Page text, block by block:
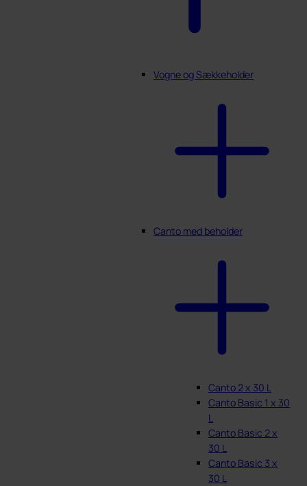
Vogne og Sækkeholder
Canto med beholder
Canto 2 x 30 L
Canto Basic 1 x 30
L
Canto Basic 2 x
30 L
Canto Basic 3 x
30 L